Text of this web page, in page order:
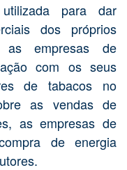
para dar
dos próprios
as empresas de
com os seus
de tabacos no
as vendas de
as empresas de
de energia